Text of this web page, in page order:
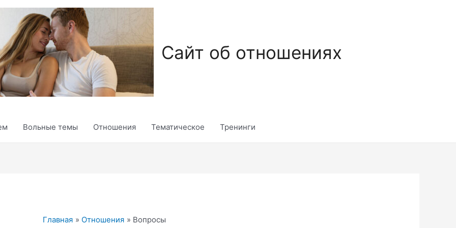
Сайт об отношениях
Вольные темы Отношения Тематическое Тренинги
Главная Отношения Вопросы